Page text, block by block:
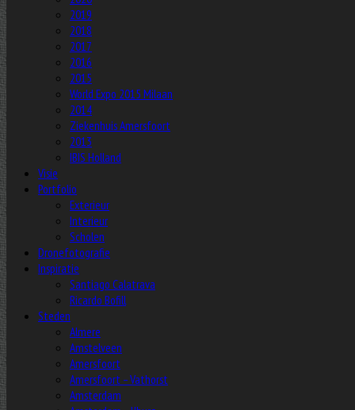
2019
2018
2017
2016
2015
World Expo 2015 Milaan
2014
Ziekenhuis Amersfoort
2013
IBIS Holland
Visie
Portfolio
Exterieur
Interieur
Scholen
Dronefotografie
Inspiratie
Santiago Calatrava
Ricardo Bofill
Steden
Almere
Amstelveen
Amersfoort
Amersfoort – Vathorst
Amsterdam